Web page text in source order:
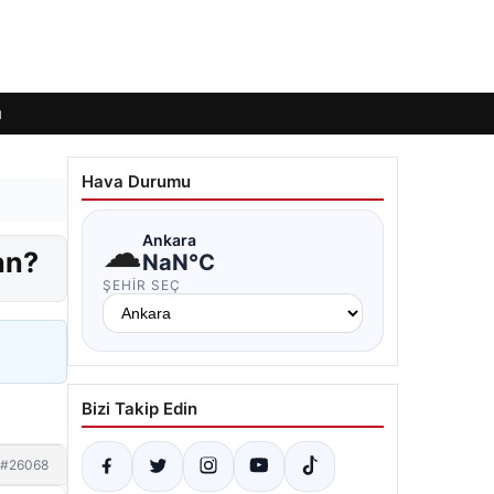
#26068
Hava Durumu
☁Ankara
NaN°C
ŞEHIR SEÇ
Bizi Takip Edin